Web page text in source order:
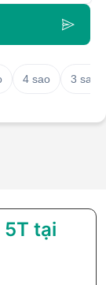
4 sao
3 sao
5T tại